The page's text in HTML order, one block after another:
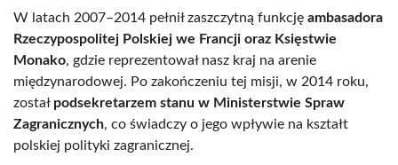
W latach 2007–2014 pełnił zaszczytną funkcję ambasadora
Rzeczypospolitej Polskiej we Francji oraz Księstwie
Monako, gdzie reprezentował nasz kraj na arenie
międzynarodowej. Po zakończeniu tej misji, w 2014 roku,
został podsekretarzem stanu w Ministerstwie Spraw
Zagranicznych, co świadczy o jego wpływie na kształt
polskiej polityki zagranicznej.